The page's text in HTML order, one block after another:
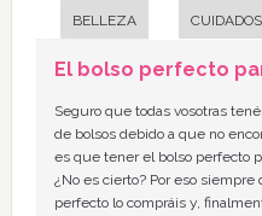
BELLEZA CUIDADOS
El bolso perfecto
Seguro que todas vosotras
de bolsos debido a que no
es que tener el bolso perfecto
¿No es cierto? Por eso
perfecto lo compráis y,